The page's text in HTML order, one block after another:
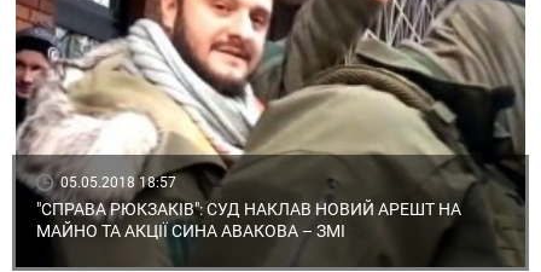
05.05.2018 18:57
"СПРАВА РЮКЗАКІВ": СУД НАКЛАВ НОВИЙ АРЕШТ НА
МАЙНО ТА АКЦІЇ СИНА АВАКОВА – ЗМІ